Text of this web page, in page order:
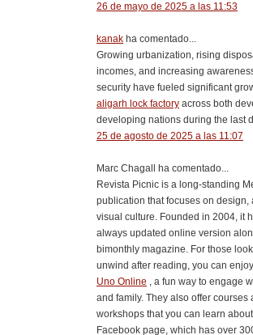
26 de mayo de 2025 a las 11:53
kanak ha comentado...
Growing urbanization, rising
incomes, and increasing
security have fueled significant
aligarh lock factory across both
developing nations during the last
25 de agosto de 2025 a las 11:07
Marc Chagall ha comentado...
Revista Picnic is a long-standing
publication that focuses on design,
visual culture. Founded in 2004, it
always updated online version
bimonthly magazine. For those
unwind after reading, you can
Uno Online , a fun way to engage
and family. They also offer courses
workshops that you can learn
Facebook page, which has over